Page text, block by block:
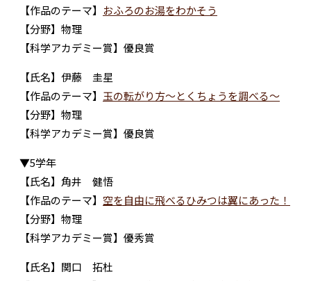
【作品のテーマ】 おふろのお湯をわかそう
【分野】物理
【科学アカデミー賞】優良賞
【氏名】伊藤 圭星
【作品のテーマ】 玉の転がり方～とくちょうを調べる～
【分野】物理
【科学アカデミー賞】優良賞
▼5学年
【氏名】角井 健悟
【作品のテーマ】 空を自由に飛べるひみつは翼にあった！
【分野】物理
【科学アカデミー賞】優秀賞
【氏名】関口 拓杜